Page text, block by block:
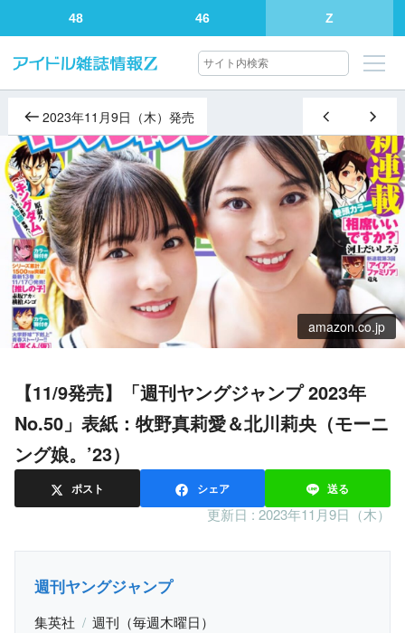
48 46 Z
2023年11月9日（木）発売
amazon.co.jp
【11/9発売】「週刊ヤングジャンプ 2023年
No.50」表紙：牧野真莉愛＆北川莉央（モーニ
ング娘。’23）
ポスト シェア 送る
更新日 : 2023年11月9日（木）
週刊ヤングジャンプ
集英社
週刊（毎週木曜日）